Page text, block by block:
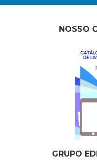
NOSSO
GRUPO